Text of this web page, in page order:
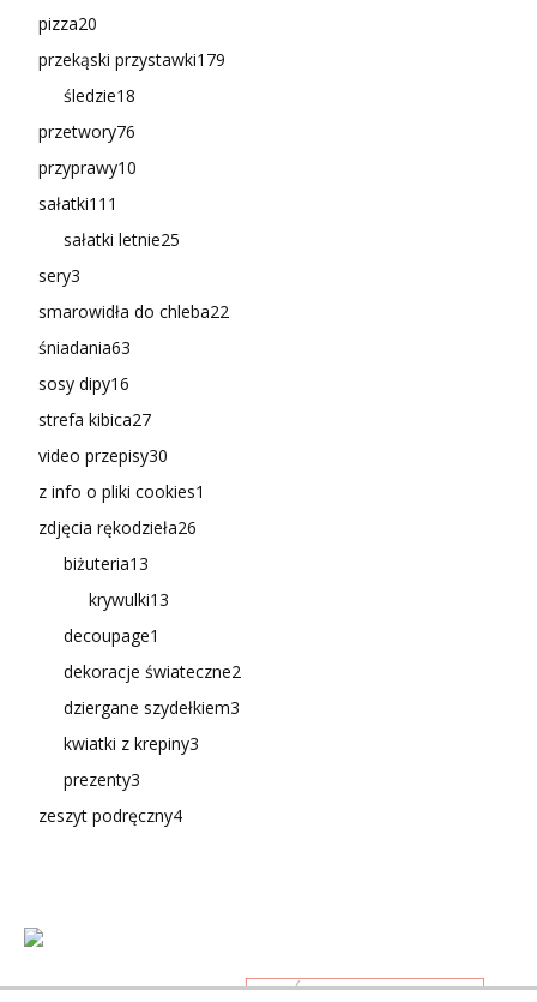
pizza20
przekąski przystawki179
śledzie18
przetwory76
przyprawy10
sałatki111
sałatki letnie25
sery3
smarowidła do chleba22
śniadania63
sosy dipy16
strefa kibica27
video przepisy30
z info o pliki cookies1
zdjęcia rękodzieła26
biżuteria13
krywulki13
decoupage1
dekoracje świateczne2
dziergane szydełkiem3
kwiatki z krepiny3
prezenty3
zeszyt podręczny4